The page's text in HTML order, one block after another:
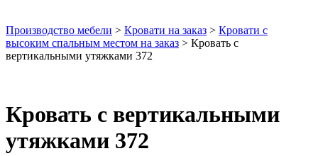
Производство мебели > Кровати на заказ > Кровати с
высоким спальным местом на заказ > Кровать с
вертикальными утяжками 372
Кровать с вертикальными
утяжками 372